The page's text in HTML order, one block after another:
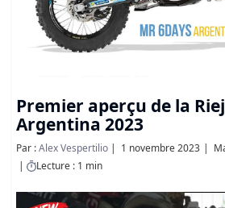
Premier aperçu de la
Argentina 2023
Par :Alex Vespertilio 1 novembre 2023
Lecture : 1 min